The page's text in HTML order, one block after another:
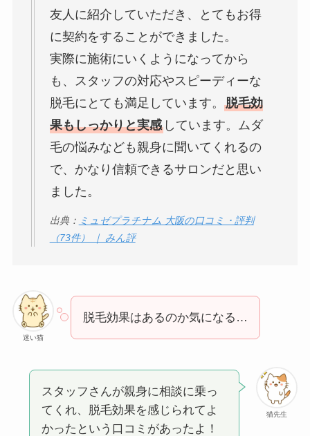
友人に紹介していただき、とてもお得
に契約をすることができました。
実際に施術にいくようになってから
も、スタッフの対応やスピーディーな
脱毛にとても満足しています。 脱毛効
果もしっかりと実感しています。ムダ
毛の悩みなども親身に聞いてくれるの
で、かなり信頼できるサロンだと思い
ました。
出典： ミュゼプラチナム 大阪の口コミ・評判
（73件） ｜ みん評
迷い猫
脱毛効果はあるのか気になる…
猫先生
スタッフさんが親身に相談に乗っ
てくれ、脱毛効果を感じられてよ
かったという口コミがあったよ！